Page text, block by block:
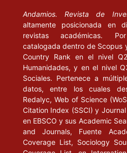
Andamios. Revista de
altamente posicionada en
revistas académicas.
catalogada dentro de Scopus
Country Rank en el nivel
Humanidades, y en el nivel
Sociales. Pertenece a
datos, entre los cuales
Redalyc, Web of Science
Citation Index (SSCI) y
en EBSCO y sus Academic
and Journals, Fuente
Coverage List, Sociology